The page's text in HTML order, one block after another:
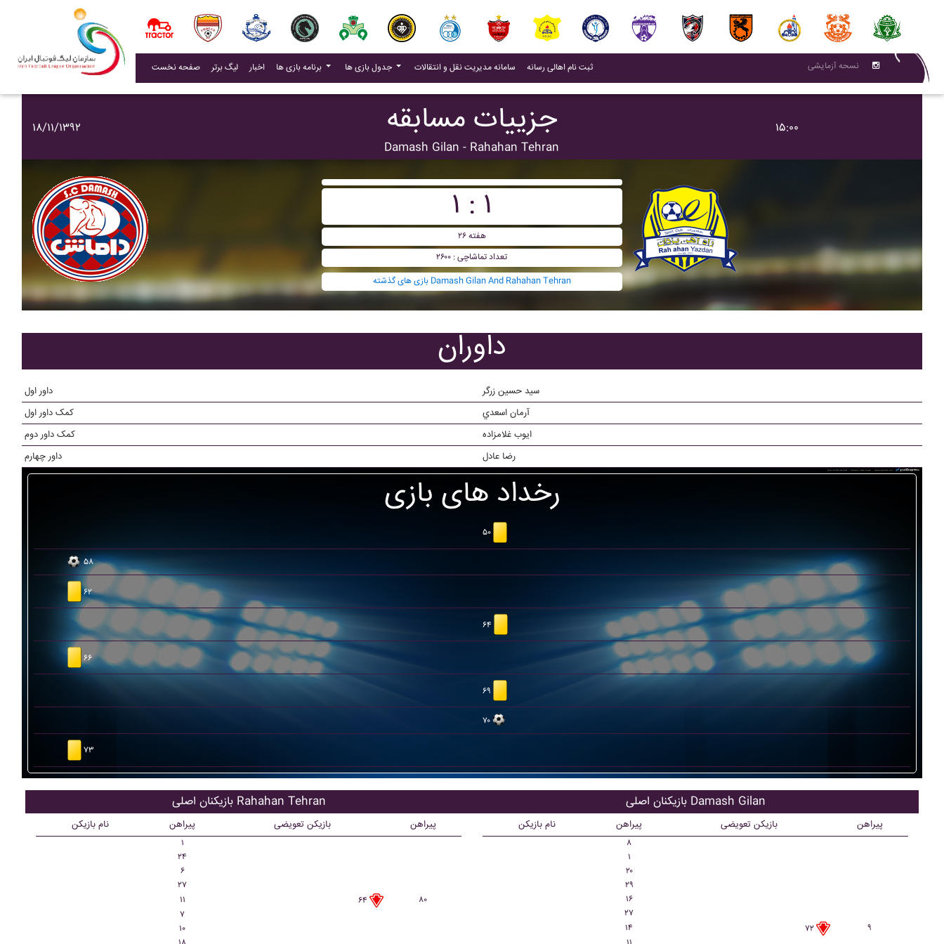
صفحه نخست لیگ برتر اخبار(current) برنامه بازی ها جدول بازی ها سامانه مدیریت نقل و انتقالات (current)
ثبت نام اهالی رسانه(current) نسحه آزمایشی
۱۸/۱۱/۱۳۹۲ جزییات مسابقه
Damash Gilan - Rahahan Tehran
۱۵:۰۰
۱ : ۱
هفته ۲۶
تعداد تماشاچی : ۲۶۰۰
بازی های گذشته Damash Gilan And Rahahan Tehran
داوران
داور اول
سید حسین زرگر
کمک داور اول
آرمان اسعدي
کمک داور دوم
ایوب غلامزاده
داور چهارم
رضا عادل
رخداد های بازی
۵۰
۵۸
۶۲
۶۴
۶۶
۶۹
۷۰
۷۳
بازیکنان اصلی Rahahan Tehran
نام بازیکن پیراهن بازیکن تعویضی پیراهن
۱
۲۴
۶
۲۷
۱۱
۶۴
۸۰
۷
۱۰
بازیکنان اصلی Damash Gilan
نام بازیکن پیراهن بازیکن تعویضی پیراهن
۸
۱
۲۰
۲۹
۱۶
۲۷
۱۴
۷۲
۹